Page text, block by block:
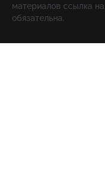
материалов ссылка
обязательна.